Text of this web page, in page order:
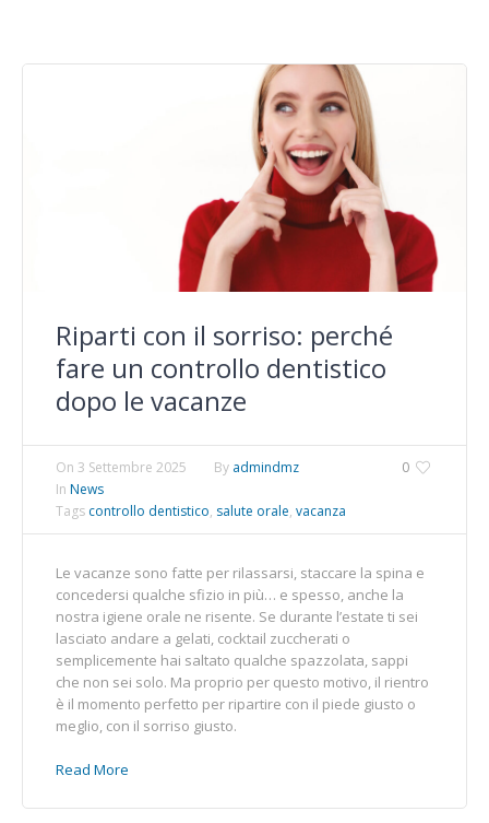
Riparti con il sorriso: perché
fare un controllo dentistico
dopo le vacanze
0
On 3 Settembre 2025 By admindmz
In News
Tags controllo dentistico, salute orale, vacanza
Le vacanze sono fatte per rilassarsi, staccare la spina e
concedersi qualche sfizio in più… e spesso, anche la
nostra igiene orale ne risente. Se durante l’estate ti sei
lasciato andare a gelati, cocktail zuccherati o
semplicemente hai saltato qualche spazzolata, sappi
che non sei solo. Ma proprio per questo motivo, il rientro
è il momento perfetto per ripartire con il piede giusto o
meglio, con il sorriso giusto.
Read More